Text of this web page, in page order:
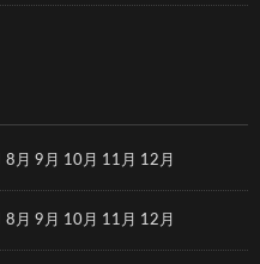
8月 9月 10月 11月 12月
8月 9月 10月 11月 12月